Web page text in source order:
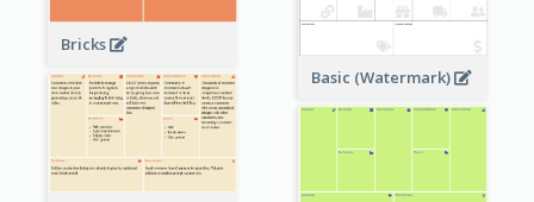
Bricks
Basic (Watermark)